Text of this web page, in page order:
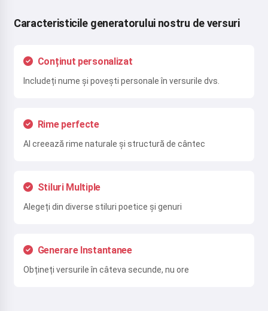
Caracteristicile generatorului nostru de versuri
Conținut personalizat
Includeți nume și povești personale în versurile dvs.
Rime perfecte
AI creează rime naturale și structură de cântec
Stiluri Multiple
Alegeți din diverse stiluri poetice și genuri
Generare Instantanee
Obțineți versurile în câteva secunde, nu ore